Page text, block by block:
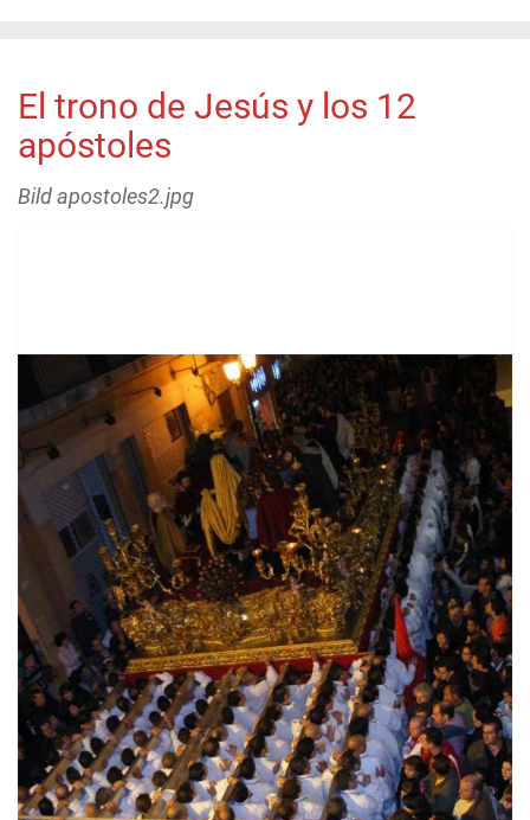
El trono de Jesús y los 12
apóstoles
Bild apostoles2.jpg